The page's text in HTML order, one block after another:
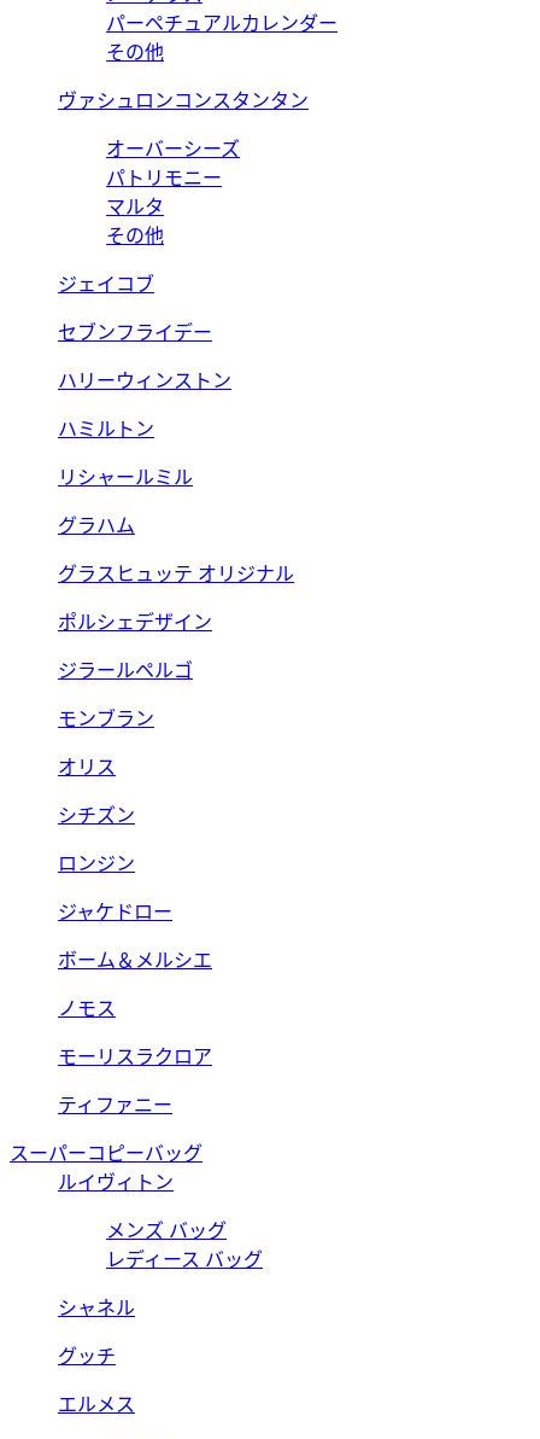
パーペチュアルカレンダー
その他
ヴァシュロンコンスタンタン
オーバーシーズ
パトリモニー
マルタ
その他
ジェイコブ
セブンフライデー
ハリーウィンストン
ハミルトン
リシャールミル
グラハム
グラスヒュッテ オリジナル
ポルシェデザイン
ジラールペルゴ
モンブラン
オリス
シチズン
ロンジン
ジャケドロー
ボーム＆メルシエ
ノモス
モーリスラクロア
ティファニー
スーパーコピーバッグ
ルイヴィトン
メンズ バッグ
レディース バッグ
シャネル
グッチ
エルメス